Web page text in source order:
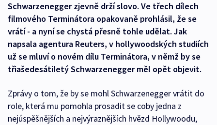
Schwarzenegger zjevně drží slovo. Ve třech dílech
filmového Terminátora opakovaně prohlásil, že se
vrátí - a nyní se chystá přesně tohle udělat. Jak
napsala agentura Reuters, v hollywoodských studiích
už se mluví o novém dílu Terminátora, v němž by se
třiašedesátiletý Schwarzenegger měl opět objevit.
Zprávy o tom, že by se mohl Schwarzenegger vrátit do
role, která mu pomohla prosadit se coby jedna z
nejúspěšnějších a nejvýraznějších hvězd Hollywoodu,